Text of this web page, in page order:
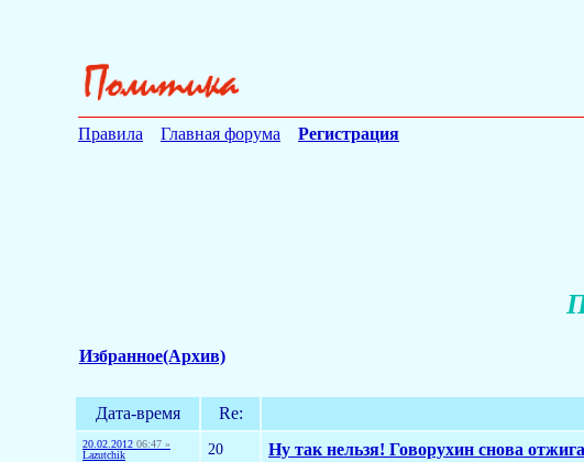
Правила Главная форума Регистрация
Избранное(Архив)
Дата-время Re:
20.02.2012 06:47 »
Lazutchik
20 Ну так нельзя! Говорухин снова